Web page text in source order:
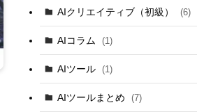
AIクリエイティブ（初級） (6)
AIコラム (1)
AIツール (1)
AIツールまとめ (7)